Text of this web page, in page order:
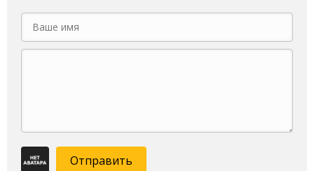
Отправить